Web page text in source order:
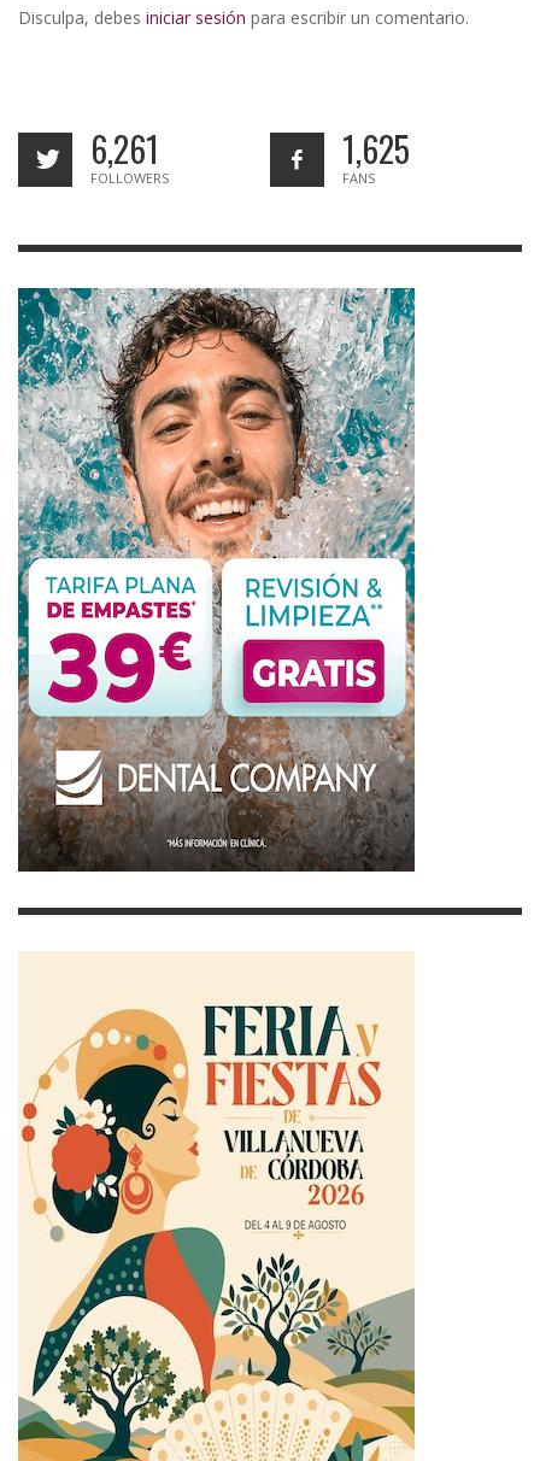
Disculpa, debes iniciar sesión para escribir un comentario.
6,261
FOLLOWERS
1,625
FANS